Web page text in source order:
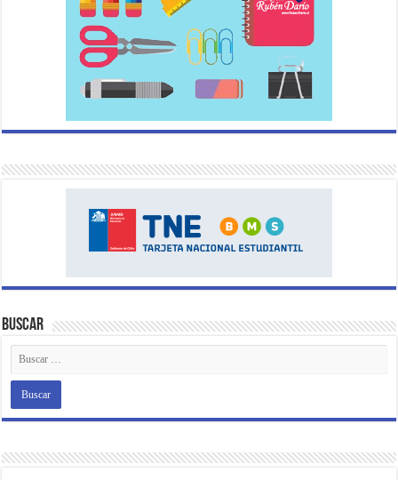
Buscar